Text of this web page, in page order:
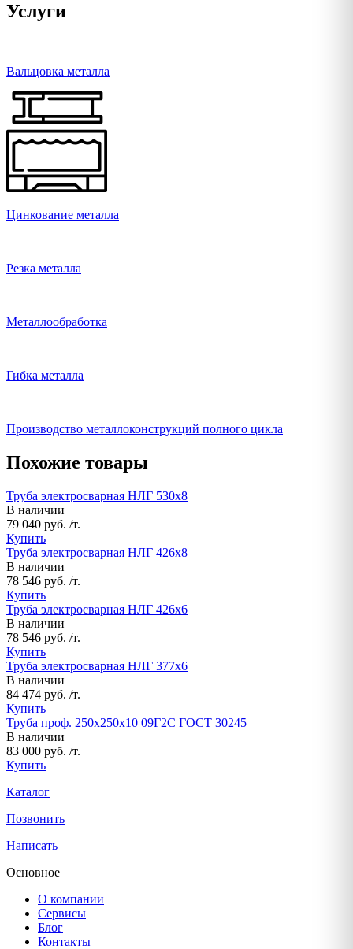
Услуги
Вальцовка металла
Цинкование металла
Резка металла
Металлообработка
Гибка металла
Производство металлоконструкций полного цикла
Похожие товары
Труба электросварная НЛГ 530х8
В наличии
79 040 руб. /т.
Купить
Труба электросварная НЛГ 426х8
В наличии
78 546 руб. /т.
Купить
Труба электросварная НЛГ 426х6
В наличии
78 546 руб. /т.
Купить
Труба электросварная НЛГ 377х6
В наличии
84 474 руб. /т.
Купить
Труба проф. 250х250х10 09Г2С ГОСТ 30245
В наличии
83 000 руб. /т.
Купить
Каталог
Позвонить
Написать
Основное
О компании
Сервисы
Блог
Контакты